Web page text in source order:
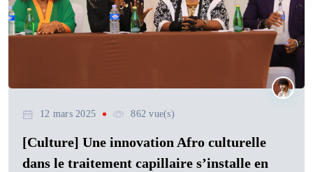
12 mars 2025 862 vue(s)
[Culture] Une innovation Afro culturelle
dans le traitement capillaire s’installe en